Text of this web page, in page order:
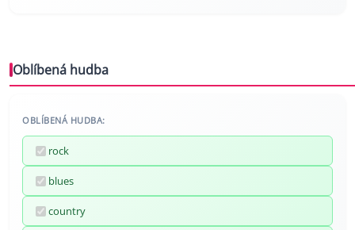
Oblíbená hudba
OBLÍBENÁ HUDBA:
rock
blues
country